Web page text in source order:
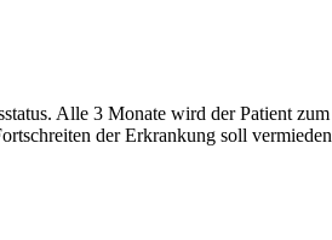
Alle 3 Monate wird der Patient zum
der Erkrankung soll vermieden